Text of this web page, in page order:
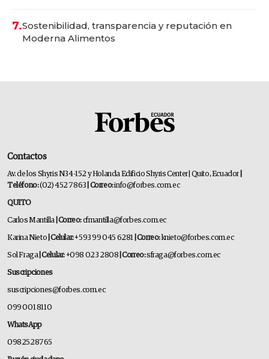
7.Sostenibilidad, transparencia y reputación en
Moderna Alimentos
Contactos
Av. de los Shyris N34-152 y Holanda Edificio Shyris Center | Quito, Ecuador
Teléfono:(02) 452 7863 | Correo:info@forbes.com.ec
QUITO
Carlos Mantilla | Correo:cfmantilla@forbes.com.ec
Karina Nieto | Celular:+593 99 045 6281 | Correo:knieto@forbes.com.ec
Sol Fraga| Celular:+098 023 2808 | Correo:sfraga@forbes.com.ec
Suscripciones
suscripciones@forbes.com.ec
099 001 8110
WhatsApp
0982528765